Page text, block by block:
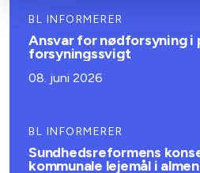
BL INFORMERER
Ansvar for nødforsyning i
forsyningssvigt
08. juni 2026
BL INFORMERER
Sundhedsreformens
kommunale lejemål i